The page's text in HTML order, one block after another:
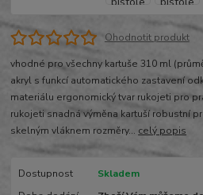
Ohodnotit produkt
vhodné pro všechny kartuše 310 ml
akryl s funkcí automatického zastavení
materiálu ergonomický tvar rukojeti pro
rukojeti snadná výměna kartuší robustní
skelným vláknem rozměry... celý popis
Dostupnost
Skladem